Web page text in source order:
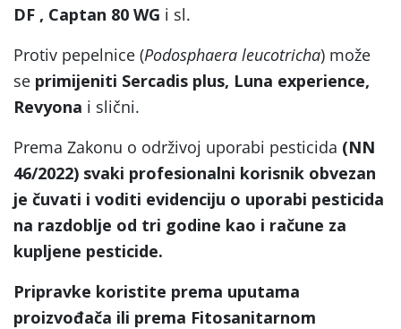
DF , Captan 80 WG i sl.
Protiv pepelnice (Podosphaera leucotricha) može
se primijeniti Sercadis plus, Luna experience,
Revyona i slični.
Prema Zakonu o održivoj uporabi pesticida (NN
46/2022) svaki profesionalni korisnik obvezan
je čuvati i voditi evidenciju o uporabi pesticida
na razdoblje od tri godine kao i račune za
kupljene pesticide.
Pripravke koristite prema uputama
proizvođača ili prema Fitosanitarnom